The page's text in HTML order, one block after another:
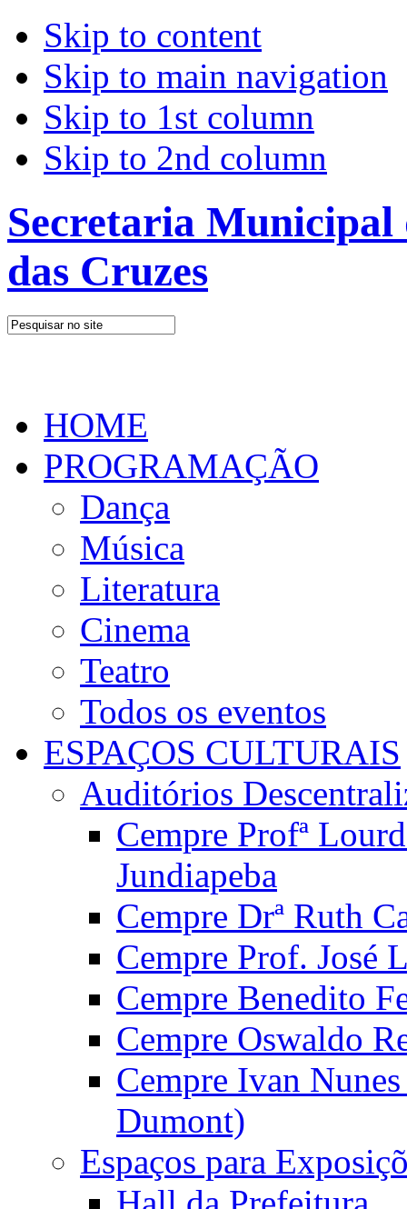
Skip to content
Skip to main navigation
Skip to 1st column
Skip to 2nd column
Secretaria
das Cruzes
HOME
PROGRAMAÇÃO
Dança
Música
Literatura
Cinema
Teatro
Todos os eventos
ESPAÇOS CULTURAIS
Auditórios
Cempre Profª
Jundiapeba
Cempre Drª Ruth
Cempre Prof. José
Cempre Benedito
Cempre Oswaldo
Cempre Ivan
Dumont)
Espaços para